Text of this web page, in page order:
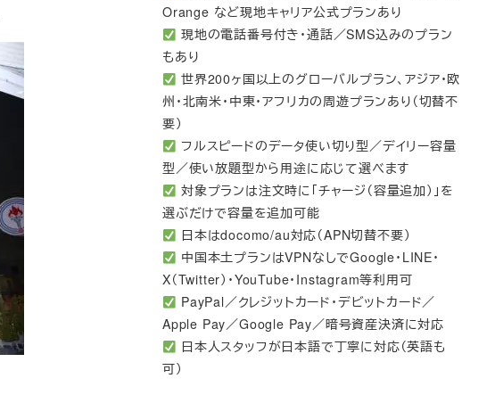
Orange など現地キャリア公式プランあり
現地の電話番号付き・通話／SMS込みのプラン
もあり
世界200ヶ国以上のグローバルプラン、アジア・欧
州・北南米・中東・アフリカの周遊プランあり（切替不
要）
フルスピードのデータ使い切り型／デイリー容量
型／使い放題型から用途に応じて選べます
対象プランは注文時に「チャージ（容量追加）」を
選ぶだけで容量を追加可能
日本はdocomo/au対応（APN切替不要）
中国本土プランはVPNなしでGoogle・LINE・
X（Twitter）・YouTube・Instagram等利用可
PayPal／クレジットカード・デビットカード／
Apple Pay／Google Pay／暗号資産決済に対応
日本人スタッフが日本語で丁寧に対応（英語も
可）